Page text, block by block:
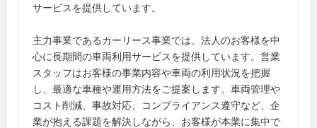
サービスを提供しています。
主力事業であるカーリース事業では、法人のお客様を中
心に長期間の車両利用サービスを提供しています。営業
スタッフはお客様の事業内容や車両の利用状況を把握
し、最適な車種や運用方法をご提案します。車両管理や
コスト削減、事故対応、コンプライアンス遵守など、企
業が抱える課題を解決しながら、お客様が本業に集中で